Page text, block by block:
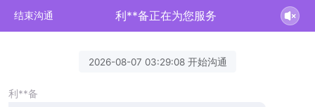
结束沟通 利**备正在为您服务
2026-08-07 03:29:08 开始沟通
利**备